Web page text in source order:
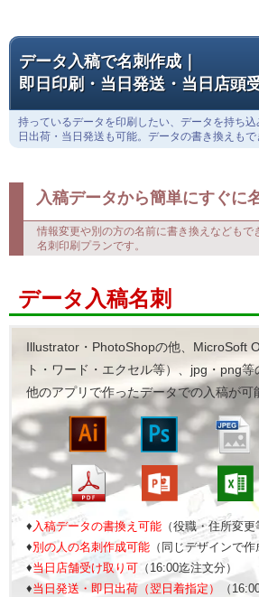
データ入稿で名刺作成｜
即日印刷・当日発送・当日店頭
持っているデータを印刷したい、データを持ち
日出荷・当日発送も可能。データの書き換えもで
入稿データから簡単にすぐに
情報変更や別の方の名前に書き換えなどもで
名刺印刷プランです。
データ入稿名刺
Illustrator・PhotoShopの他、MicroSoft
ト・ワード・エクセル等）、jpg・png
他のアプリで作ったデータでの入稿が可
♦ 入稿データの書換え可能 （役職・住所変
♦別の人の名刺作成可能 （同じデザインで作
♦当日店舗受け取り可 （16:00迄注文分）
♦当日発送・即日出荷（翌日着指定） （